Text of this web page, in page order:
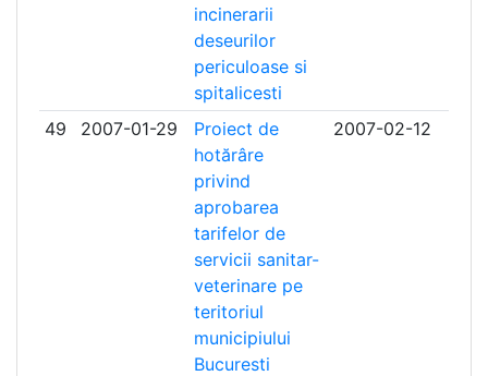
incinerarii
deseurilor
periculoase si
spitalicesti
49 2007-01-29
Proiect de
hotărâre
privind
aprobarea
tarifelor de
servicii sanitar-
veterinare pe
teritoriul
municipiului
Bucuresti
2007-02-12